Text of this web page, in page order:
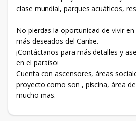
clase mundial, parques acuáticos,
No pierdas la oportunidad de vivir
más deseados del Caribe.
¡Contáctanos para más detalles y
en el paraíso!
Cuenta con ascensores, áreas
proyecto como son , piscina, área
mucho mas.